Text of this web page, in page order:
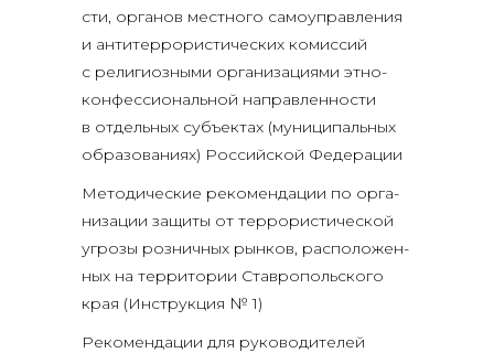
сти, орга­нов мест­но­го само­управ­ле­ния
и анти­тер­ро­ри­сти­че­ских комис­сий
с рели­ги­оз­ны­ми орга­ни­за­ци­я­ми этно­
кон­фес­си­о­наль­ной направ­лен­но­сти
в отдель­ных субъ­ек­тах (муни­ци­паль­ных
обра­зо­ва­ни­ях) Рос­сий­ской Федерации
Мето­ди­че­ские реко­мен­да­ции по орга­
ни­за­ции защи­ты от тер­ро­ри­сти­че­ской
угро­зы роз­нич­ных рын­ков, рас­по­ло­жен­
ных на тер­ри­то­рии Став­ро­поль­ско­го
края (Инструк­ция № 1)
Реко­мен­да­ции для руко­во­ди­те­лей